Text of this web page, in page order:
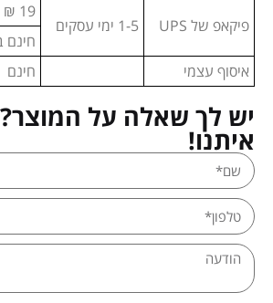
פיקאפ של UPS 1-5 ימי עסקים
19 ₪ לקניה עד 150 ₪
חינם
איסוף עצמי
חינם
יש לך שאלה על
איתנו!